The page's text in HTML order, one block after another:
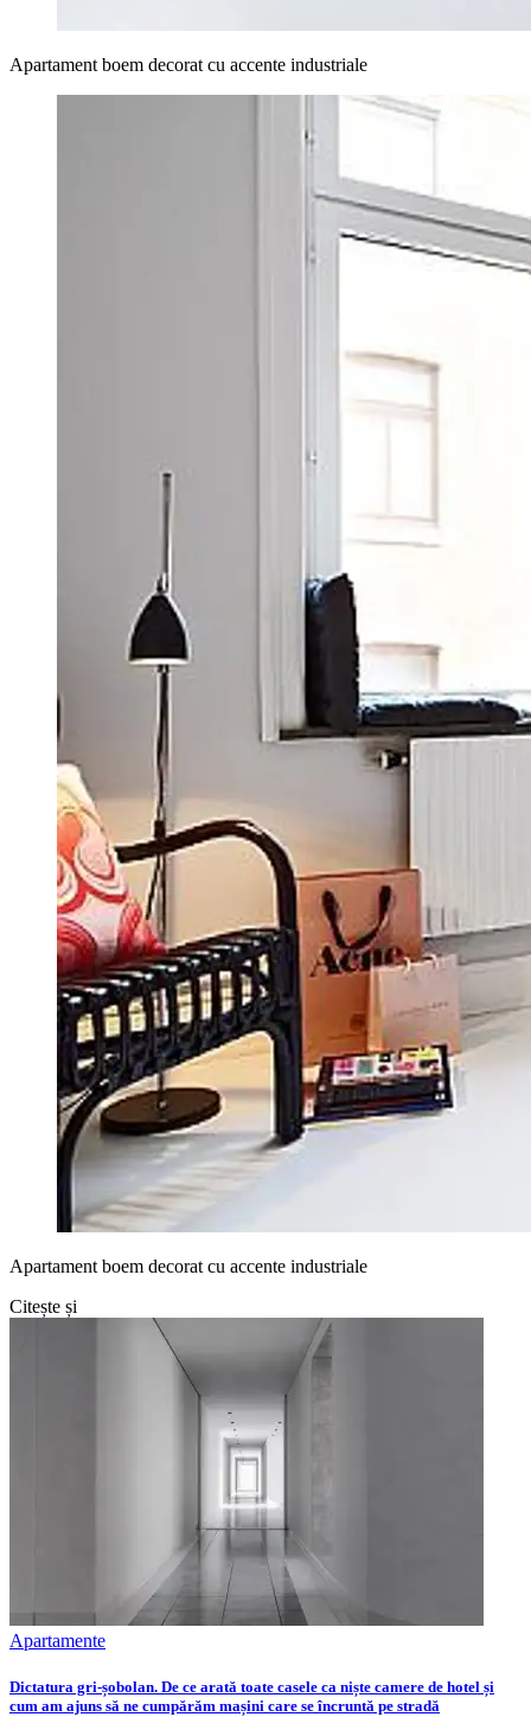
Apartament boem decorat cu accente industriale
Apartament boem decorat cu accente industriale
Citește și
Apartamente
Dictatura gri-șobolan. De ce arată toate casele ca niște camere de hotel și
cum am ajuns să ne cumpărăm mașini care se încruntă pe stradă